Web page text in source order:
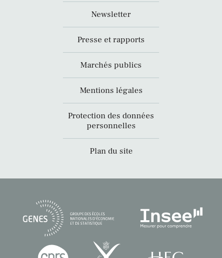
Newsletter
Presse et rapports
Marchés publics
Mentions légales
Protection des données
personnelles
Plan du site